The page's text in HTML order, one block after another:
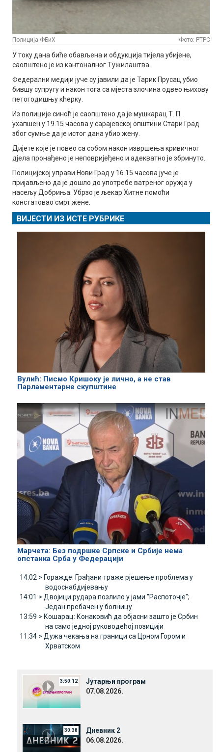
Полиција ФБиХ Фото: РТРС
У току дана биће обављена и обдукција тијела убијене,
саопштено је из кантоналног Тужилаштва.
Федерални медији јуче су јавили да је Тарик Прусац убио
бившу супругу и након тога са мјеста злочина одвео њихову
петогодишњу кћерку.
Из полиције синоћ је саопштено да је мушкарац Т. П.
ухапшен у 19.15 часова у сарајевској општини Стари Град
због сумње да је истог дана убио жену.
Дијете које је повео са собом након извршења кривичног
дјела пронађено је неповријеђено и адекватно је збринуто.
Полицијској управи Нови Град у 16.15 часова јуче је
пријављено да је дошло до употребе ватреног оружја у
насељу Добриња. Убрзо је љекар Хитне помоћи
констатовао смрт жене.
ВИЈЕСТИ ИЗ ИСТЕ РУБРИКЕ
Вулић: Писмо Кришоку је лично, а не став
Парламентарне скупштине
Марчета: Без подршке Српске и Србије нема
опстанка Срба у Федерацији
14:02 > Горажде: Грађани траже рјешење проблема у
водоснабдијевању
14:01 > Двојици рудара позлило у јами "Распоточје";
Један пребачен у болницу
13:59 > Кошарац: Конаковић да објасни зашто је Србин
на само једној руководећој позицији
11:34 > Дужа чекања на граници са Црном Гором и
Хрватском
3:50:12
Јутарњи програм
07.08.2026.
30:38
Дневник 2
06.08.2026.